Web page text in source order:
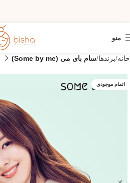
منو
خانه برندها سام بای می (Some by me)
اتمام موجودی